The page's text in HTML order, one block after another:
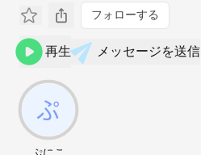
フォローする
再生 メッセージを送信